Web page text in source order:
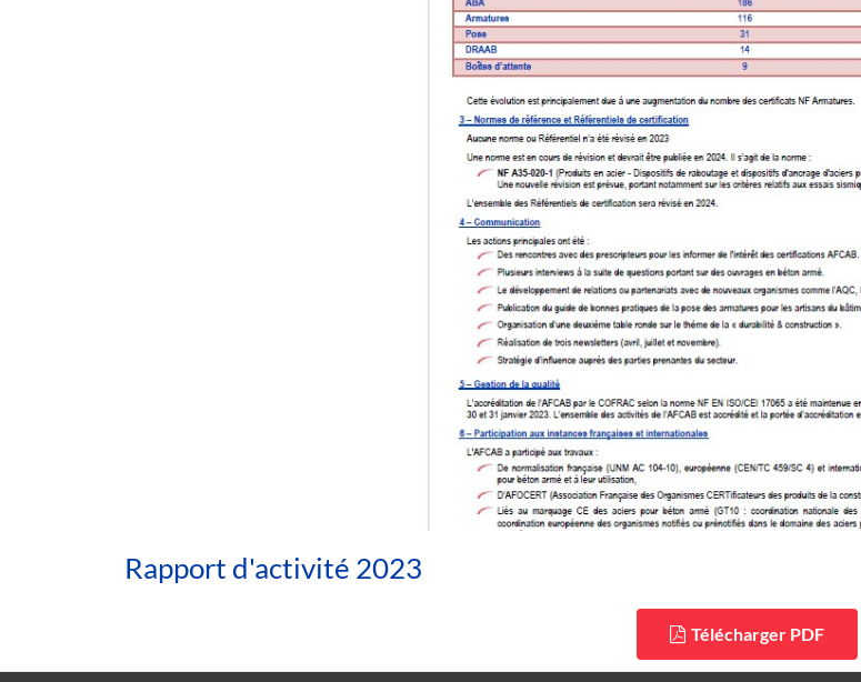
Rapport d'activité 2023
Télécharger PDF